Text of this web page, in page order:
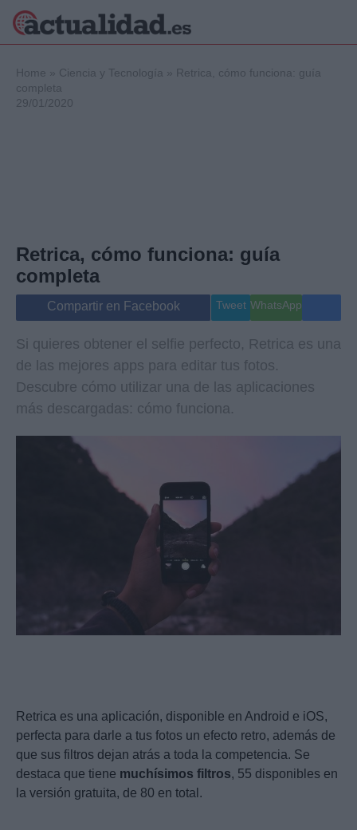
Internacional
Viajes
Musica
Home » Ciencia y Tecnología » Retrica, cómo funciona: guía
completa
29/01/2020
Retrica, cómo funciona: guía
completa
Compartir en Facebook Tweet WhatsApp
Si quieres obtener el selfie perfecto, Retrica es una
de las mejores apps para editar tus fotos.
Descubre cómo utilizar una de las aplicaciones
más descargadas: cómo funciona.
Retrica es una aplicación, disponible en Android e iOS,
perfecta para darle a tus fotos un efecto retro, además de
que sus filtros dejan atrás a toda la competencia. Se
destaca que tiene muchísimos filtros, 55 disponibles en
la versión gratuita, de 80 en total.